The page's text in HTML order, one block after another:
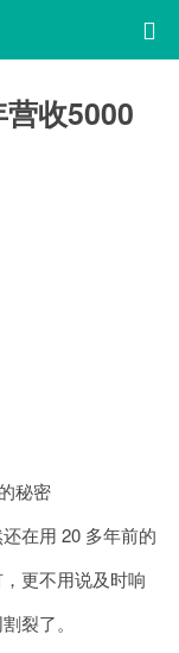
收5000
秘密
在用 20 多年前的
更不用说及时响
裂了。